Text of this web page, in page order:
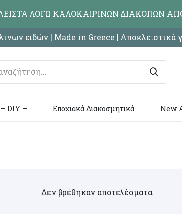
ειδών | Made in Greece | Αποκλειστικά
– DIY – Εποχιακά Διακοσμητικά New
Δεν βρέθηκαν αποτελέσματα.
ΛΟΓΩ ΚΑΛΟΚΑΙΡΙΝΩΝ ΔΙΑΚΟΠΩΝ